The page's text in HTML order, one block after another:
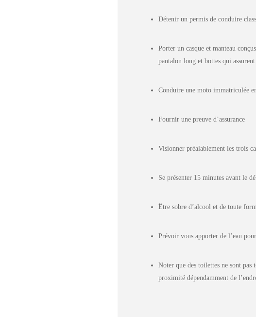
Détenir un permis de conduire
Porter un casque et manteau
pantalon long et bottes qui
Conduire une moto immatriculée
Fournir une preuve d’assurance
Visionner préalablement les trois
Se présenter 15 minutes avant le
Être sobre d’alcool et de toute
Prévoir vous apporter de l’eau
Noter que des toilettes ne sont
proximité dépendamment de